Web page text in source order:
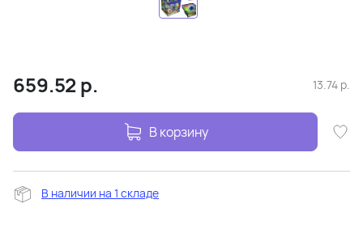
659.52 р. 13.74 р.
В корзину
В наличии на 1 складе